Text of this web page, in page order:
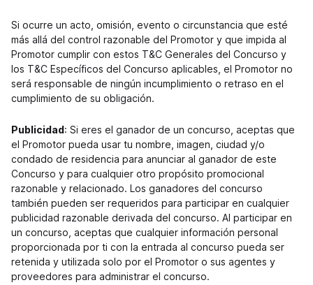
Si ocurre un acto, omisión, evento o circunstancia que esté
más allá del control razonable del Promotor y que impida al
Promotor cumplir con estos T&C Generales del Concurso y
los T&C Específicos del Concurso aplicables, el Promotor no
será responsable de ningún incumplimiento o retraso en el
cumplimiento de su obligación.
Publicidad: Si eres el ganador de un concurso, aceptas que
el Promotor pueda usar tu nombre, imagen, ciudad y/o
condado de residencia para anunciar al ganador de este
Concurso y para cualquier otro propósito promocional
razonable y relacionado. Los ganadores del concurso
también pueden ser requeridos para participar en cualquier
publicidad razonable derivada del concurso. Al participar en
un concurso, aceptas que cualquier información personal
proporcionada por ti con la entrada al concurso pueda ser
retenida y utilizada solo por el Promotor o sus agentes y
proveedores para administrar el concurso.